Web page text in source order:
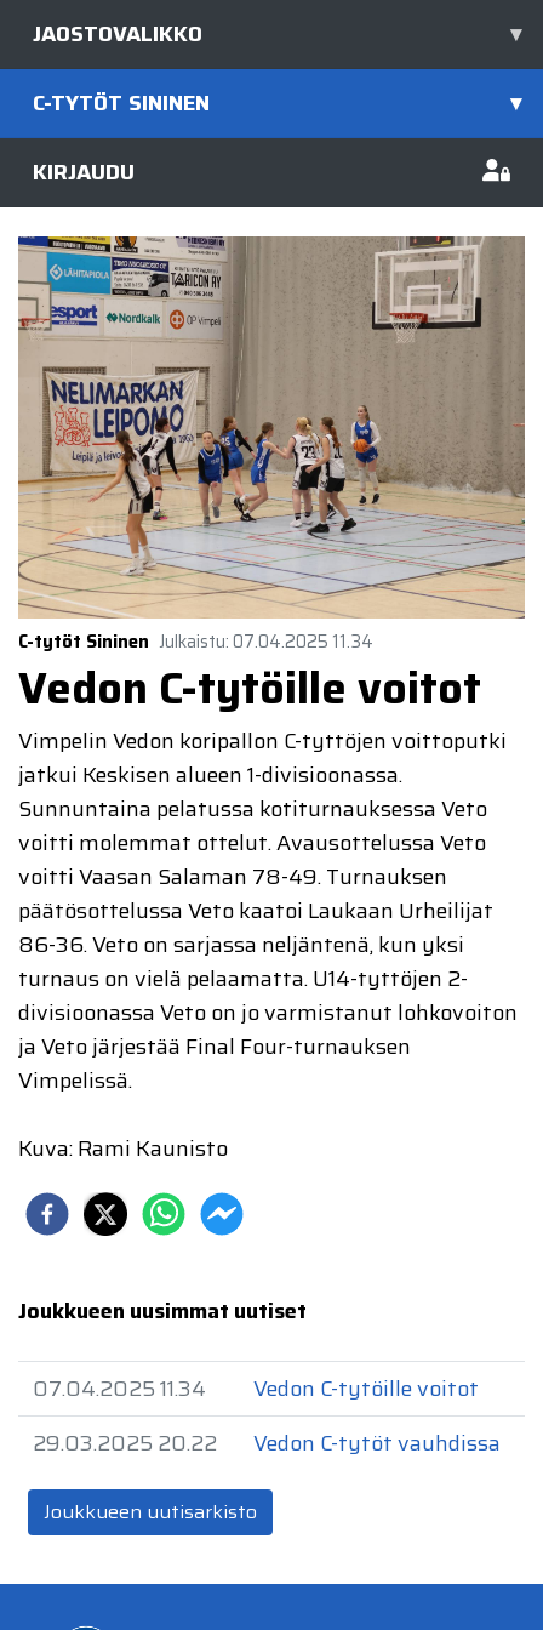
JAOSTOVALIKKO ▾
C-TYTÖT SININEN ▾
KIRJAUDU
C-tytöt Sininen Julkaistu:07.04.2025 11.34
Vedon C-tytöille voitot
Vimpelin Vedon koripallon C-tyttöjen voittoputki
jatkui Keskisen alueen 1-divisioonassa.
Sunnuntaina pelatussa kotiturnauksessa Veto
voitti molemmat ottelut. Avausottelussa Veto
voitti Vaasan Salaman 78-49. Turnauksen
päätösottelussa Veto kaatoi Laukaan Urheilijat
86-36. Veto on sarjassa neljäntenä, kun yksi
turnaus on vielä pelaamatta. U14-tyttöjen 2-
divisioonassa Veto on jo varmistanut lohkovoiton
ja Veto järjestää Final Four-turnauksen
Vimpelissä.
Kuva: Rami Kaunisto
Joukkueen uusimmat uutiset
07.04.2025 11.34
Vedon C-tytöille voitot
29.03.2025 20.22
Vedon C-tytöt vauhdissa
Joukkueen uutisarkisto